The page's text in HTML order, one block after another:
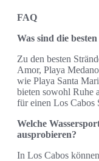
FAQ
Was sind die
Zu den besten
Amor, Playa
wie Playa Santa
bieten sowohl Ruhe
für einen Los Cabos
Welche
ausprobieren?
In Los Cabos